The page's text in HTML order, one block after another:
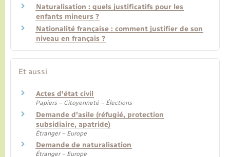
Naturalisation : quels justificatifs pour les
enfants mineurs ?
Nationalité française : comment justifier de son
niveau en français ?
Et aussi
Actes d'état civil
Papiers – Citoyenneté – Élections
Demande d'asile (réfugié, protection
subsidiaire, apatride)
Étranger – Europe
Demande de naturalisation
Étranger – Europe